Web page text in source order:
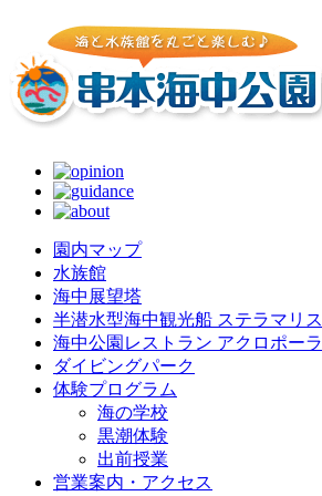
園内マップ
水族館
海中展望塔
半潜水型海中観光船 ステラマリス
海中公園レストラン アクロポーラ
ダイビングパーク
体験プログラム
海の学校
黒潮体験
出前授業
営業案内・アクセス